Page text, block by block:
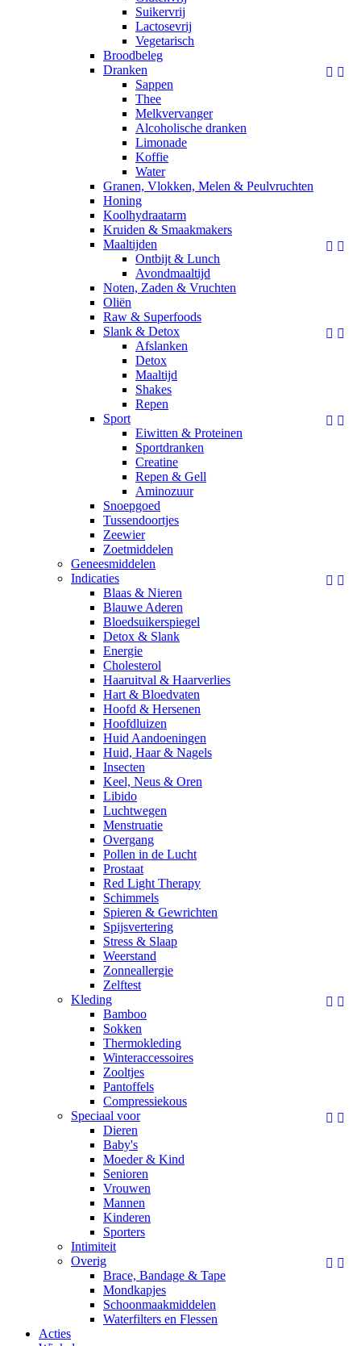
Suikervrij
Lactosevrij
Vegetarisch
Broodbeleg
 
Dranken
Sappen
Thee
Melkvervanger
Alcoholische dranken
Limonade
Koffie
Water
Granen, Vlokken, Melen & Peulvruchten
Honing
Koolhydraatarm
Kruiden & Smaakmakers
 
Maaltijden
Ontbijt & Lunch
Avondmaaltijd
Noten, Zaden & Vruchten
Oliën
Raw & Superfoods
 
Slank & Detox
Afslanken
Detox
Maaltijd
Shakes
Repen
 
Sport
Eiwitten & Proteinen
Sportdranken
Creatine
Repen & Gell
Aminozuur
Snoepgoed
Tussendoortjes
Zeewier
Zoetmiddelen
Geneesmiddelen
 
Indicaties
Blaas & Nieren
Blauwe Aderen
Bloedsuikerspiegel
Detox & Slank
Energie
Cholesterol
Haaruitval & Haarverlies
Hart & Bloedvaten
Hoofd & Hersenen
Hoofdluizen
Huid Aandoeningen
Huid, Haar & Nagels
Insecten
Keel, Neus & Oren
Libido
Luchtwegen
Menstruatie
Overgang
Pollen in de Lucht
Prostaat
Red Light Therapy
Schimmels
Spieren & Gewrichten
Spijsvertering
Stress & Slaap
Weerstand
Zonneallergie
Zelftest
 
Kleding
Bamboo
Sokken
Thermokleding
Winteraccessoires
Zooltjes
Pantoffels
Compressiekous
 
Speciaal voor
Dieren
Baby's
Moeder & Kind
Senioren
Vrouwen
Mannen
Kinderen
Sporters
Intimiteit
 
Overig
Brace, Bandage & Tape
Mondkapjes
Schoonmaakmiddelen
Waterfilters en Flessen
Acties